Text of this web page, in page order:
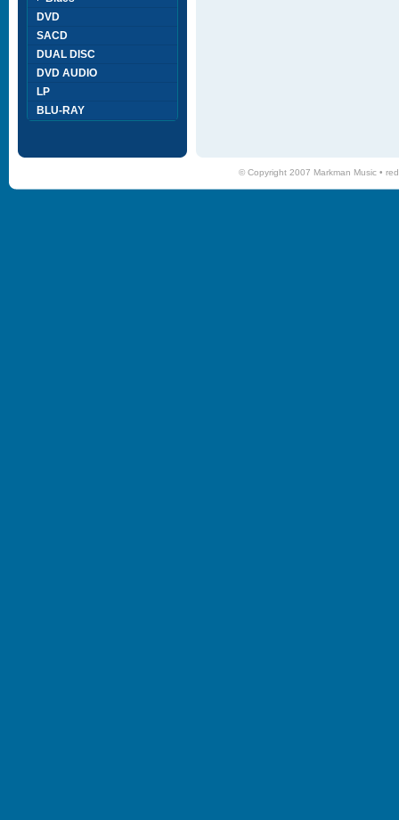
DVD
SACD
DUAL DISC
DVD AUDIO
LP
BLU-RAY
© Copyright 2007 Markman Music •